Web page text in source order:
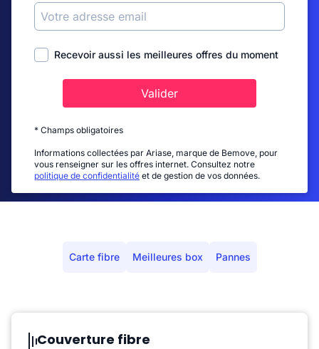
Recevoir aussi les meilleures offres du moment
Valider
* Champs obligatoires
Informations collectées par Ariase, marque de Bemove, pour
vous renseigner sur les offres internet. Consultez notre
politique de confidentialité et de gestion de vos données.
Carte fibre Meilleures box Pannes
Couverture fibre